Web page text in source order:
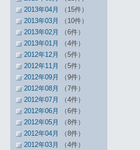
2013年04月
（15件）
2013年03月
（10件）
2013年02月
（6件）
2013年01月
（4件）
2012年12月
（5件）
2012年11月
（5件）
2012年09月
（9件）
2012年08月
（7件）
2012年07月
（4件）
2012年06月
（6件）
2012年05月
（8件）
2012年04月
（8件）
2012年03月
（4件）